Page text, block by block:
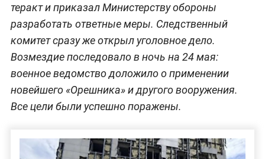
теракт и приказал Министерству обороны
разработать ответные меры. Следственный
комитет сразу же открыл уголовное дело.
Возмездие последовало в ночь на 24 мая:
военное ведомство доложило о применении
новейшего «Орешника» и другого вооружения.
Все цели были успешно поражены.